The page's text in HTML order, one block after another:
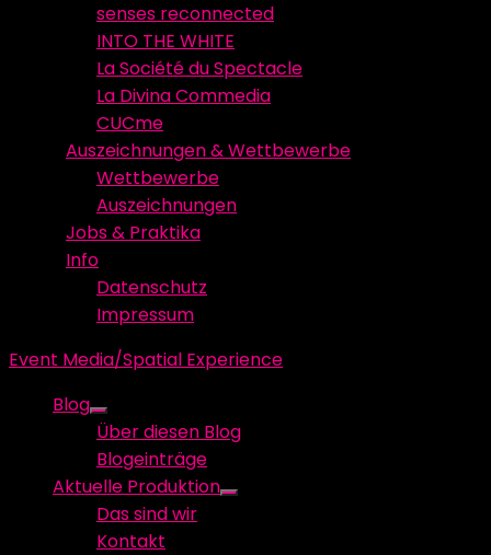
senses reconnected
INTO THE WHITE
La Société du Spectacle
La Divina Commedia
CUCme
Auszeichnungen & Wettbewerbe
Wettbewerbe
Auszeichnungen
Jobs & Praktika
Info
Datenschutz
Impressum
Event Media/Spatial Experience
Blog
Show
sub
menu
Über diesen Blog
Blogeinträge
Aktuelle Produktion
Show
Das sind wir
Kontakt